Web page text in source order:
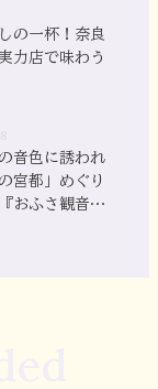
の一杯！奈良
力店で味わう
音色に誘われ
宮都」めぐり
おふさ観音』